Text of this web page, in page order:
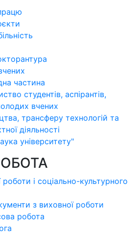
частина
студентів, аспірантів,
вчених
трансферу технологій та
діяльності
університету"
і соціально-культурного
з виховної роботи
робота